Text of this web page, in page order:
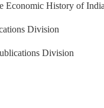
Economic History of
Division
Division